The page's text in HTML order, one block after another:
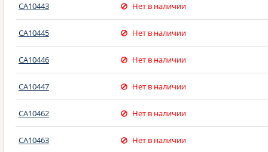
CA10443 Нет в наличии
CA10445 Нет в наличии
CA10446 Нет в наличии
CA10447 Нет в наличии
CA10462 Нет в наличии
CA10463 Нет в наличии